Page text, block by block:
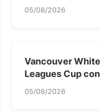
05/08/2026
Vancouver
Leagues Cup
05/08/2026